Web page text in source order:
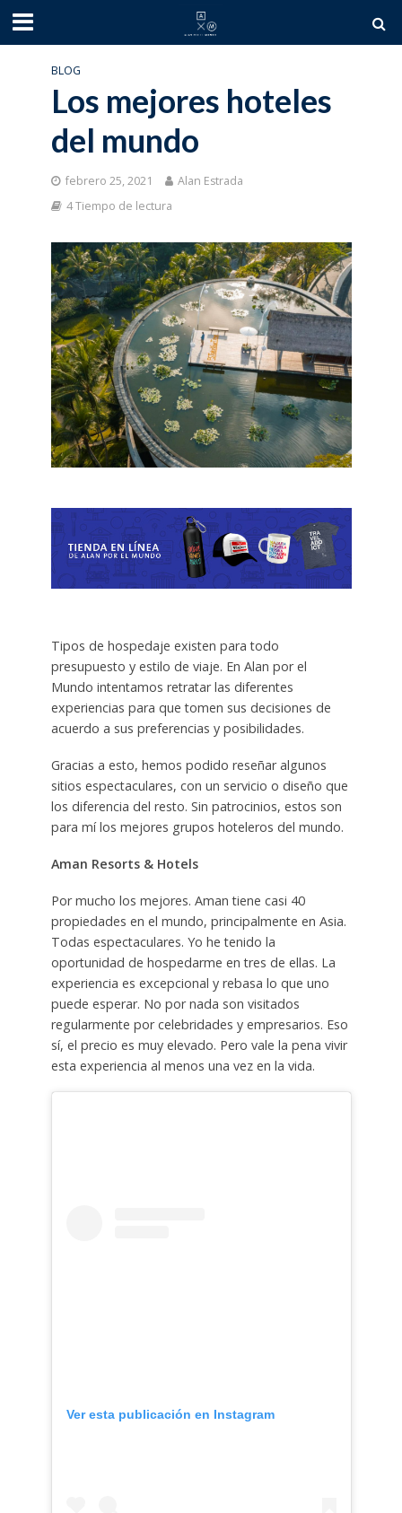
BLOG
Los mejores hoteles
del mundo
febrero 25, 2021
Alan Estrada
4 Tiempo de lectura
Tipos de hospedaje existen para todo
presupuesto y estilo de viaje. En Alan por el
Mundo intentamos retratar las diferentes
experiencias para que tomen sus decisiones de
acuerdo a sus preferencias y posibilidades.
Gracias a esto, hemos podido reseñar algunos
sitios espectaculares, con un servicio o diseño que
los diferencia del resto. Sin patrocinios, estos son
para mí los mejores grupos hoteleros del mundo.
Aman Resorts & Hotels
Por mucho los mejores. Aman tiene casi 40
propiedades en el mundo, principalmente en Asia.
Todas espectaculares. Yo he tenido la
oportunidad de hospedarme en tres de ellas. La
experiencia es excepcional y rebasa lo que uno
puede esperar. No por nada son visitados
regularmente por celebridades y empresarios. Eso
sí, el precio es muy elevado. Pero vale la pena vivir
esta experiencia al menos una vez en la vida.
Ver esta publicación en Instagram